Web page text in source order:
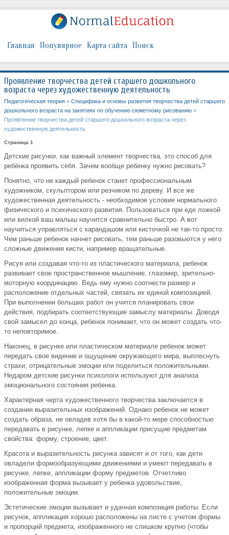
Главная Популярное Карта сайта Поиск
Проявление творчества детей старшего дошкольного
возраста через художественную деятельность
Педагогическая теория » Специфика и основы развития творчества детей старшего
дошкольного возраста на занятиях по обучению сюжетному рисованию »
Проявление творчества детей старшего дошкольного возраста через
художественную деятельность
Страница 1
Детские рисунки, как важный элемент творчества, это способ для
ребёнка проявить себя. Зачем вообще ребенку нужно рисовать?
Понятно, что не каждый ребенок станет профессиональным
художником, скульптором или резчиком по дереву. И все же
художественная деятельность - необходимое условие нормального
физического и психического развития. Пользоваться при еде ложкой
или вилкой ваш малыш научится сравнительно быстро. А вот
научиться управляться с карандашом или кисточкой не так-то просто.
Чем раньше ребенок начнет рисовать, тем раньше разовьются у него
сложные движения кисти, например вращательные.
Рисуя или создавая что-то из пластического материала, ребенок
развивает свое пространственное мышление, глазомер, зрительно-
моторную координацию. Ведь ему нужно соотнести размер и
расположение отдельных частей, связать их единой композицией.
При выполнении больших работ он учится планировать свои
действия, подбирать соответствующие замыслу материалы. Доводя
свой замысел до конца, ребенок понимает, что он может создать что-
то неповторимое.
Наконец, в рисунке или пластическом материале ребенок может
передать свое видение и ощущение окружающего мира, выплеснуть
страхи, отрицательные эмоции или поделиться положительными.
Недаром детские рисунки психологи используют для анализа
эмоционального состояния ребенка.
Характерная черта художественного творчества заключается в
создании выразительных изображений. Однако ребенок не может
создать образа, не овладев хотя бы в какой-то мере способностью
передавать в рисунке, лепке и аппликации присущие предметам
свойства: форму, строение, цвет.
Красота и выразительность рисунка зависят и от того, как дети
овладели формообразующими движениями и умеют передавать в
рисунке, лепке, аппликации форму предметов. Отчетливо
изображенная форма вызывает у ребенка удовольствие,
положительные эмоции.
Эстетические эмоции вызывает и удачная композиция работы. Если
рисунок, аппликация хорошо расположены на листе с учетом формы
и пропорций предмета, изображенного не слишком крупно (чтобы